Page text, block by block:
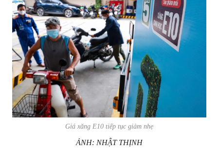
Giá xăng E10 tiếp tục giảm nhẹ
ẢNH: NHẬT THỊNH